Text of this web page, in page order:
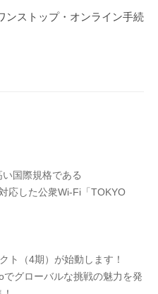
ンストップ・オンライン手続
国際規格である
応した公衆Wi-Fi「TOKYO
クト（4期）が始動します！
でグローバルな挑戦の魅力を発